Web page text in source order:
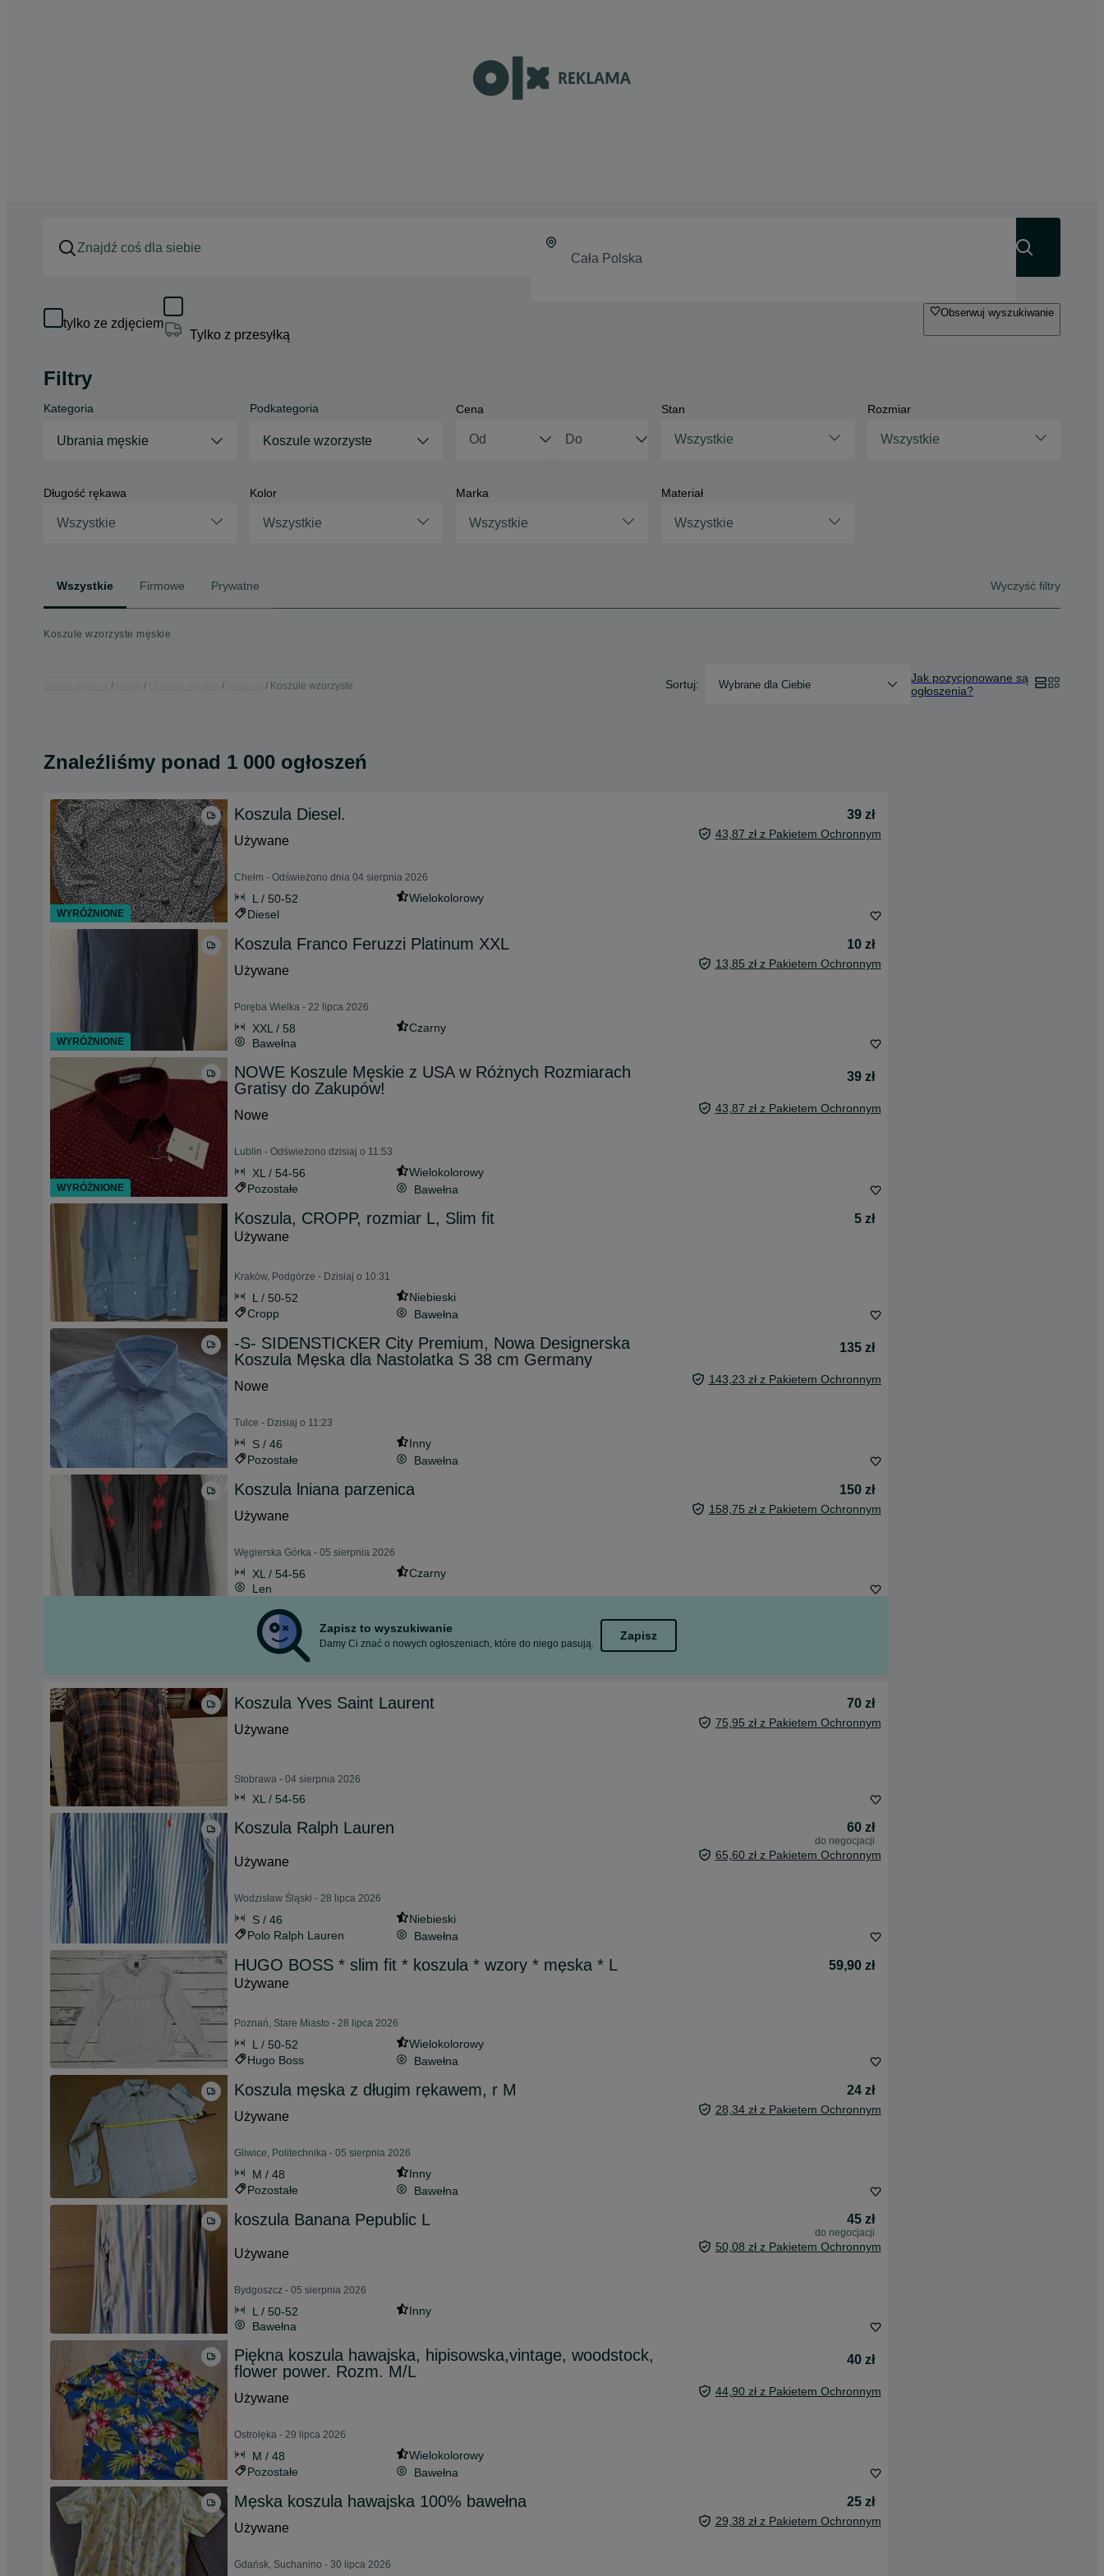
tylko ze zdjęciem
Tylko z przesyłką
Obserwuj wyszukiwanie
Filtry
Kategoria
Ubrania męskie
Podkategoria
Koszule wzorzyste
Cena Stan
Wszystkie
Rozmiar
Wszystkie
Długość rękawa
Wszystkie
Kolor
Wszystkie
Marka
Wszystkie
Materiał
Wszystkie
Wszystkie Firmowe Prywatne Wyczyść filtry
Koszule wzorzyste męskie
Koszule wzorzyste Sortuj: Wybrane dla Ciebie
Jak pozycjonowane są
ogłoszenia?
Znaleźliśmy ponad 1 000 ogłoszeń
Koszula Diesel.
39 zł
Używane
43,87 zł z Pakietem Ochronnym
Chełm - Odświeżono dnia 04 sierpnia 2026
L / 50-52
Wielokolorowy
Diesel
Koszula Franco Feruzzi Platinum XXL
10 zł
Używane
13,85 zł z Pakietem Ochronnym
Poręba Wielka - 22 lipca 2026
XXL / 58
Czarny
Bawełna
NOWE Koszule Męskie z USA w Różnych Rozmiarach
Gratisy do Zakupów!
39 zł
Nowe 43,87 zł z Pakietem Ochronnym
Lublin - Odświeżono dzisiaj o 11:53
XL / 54-56
Wielokolorowy
Pozostałe
Bawełna
Koszula, CROPP, rozmiar L, Slim fit
5 zł
Używane
Kraków, Podgórze - Dzisiaj o 10:31
L / 50-52
Niebieski
Cropp
Bawełna
-S- SIDENSTICKER City Premium, Nowa Designerska
Koszula Męska dla Nastolatka S 38 cm Germany
135 zł
Nowe 143,23 zł z Pakietem Ochronnym
Tulce - Dzisiaj o 11:23
S / 46
Inny
Pozostałe
Bawełna
Koszula lniana parzenica
150 zł
Używane
158,75 zł z Pakietem Ochronnym
Węgierska Górka - 05 sierpnia 2026
XL / 54-56
Czarny
Len
Zapisz to wyszukiwanie
Damy Ci znać o nowych ogłoszeniach, które do niego pasują.
Zapisz
Koszula Yves Saint Laurent
70 zł
Używane
75,95 zł z Pakietem Ochronnym
Stobrawa - 04 sierpnia 2026
XL / 54-56
Koszula Ralph Lauren 60 zł
do negocjacji
Używane 65,60 zł z Pakietem Ochronnym
Wodzisław Śląski - 28 lipca 2026
S / 46
Niebieski
Polo Ralph Lauren
Bawełna
HUGO BOSS * slim fit * koszula * wzory * męska * L
59,90 zł
Używane
Poznań, Stare Miasto - 28 lipca 2026
L / 50-52
Wielokolorowy
Hugo Boss
Bawełna
Koszula męska z długim rękawem, r M
24 zł
Używane
28,34 zł z Pakietem Ochronnym
Gliwice, Politechnika - 05 sierpnia 2026
M / 48
Inny
Pozostałe
Bawełna
koszula Banana Pepublic L 45 zł
do negocjacji
Używane 50,08 zł z Pakietem Ochronnym
Bydgoszcz - 05 sierpnia 2026
L / 50-52
Inny
Bawełna
Piękna koszula hawajska, hipisowska,vintage, woodstock,
flower power. Rozm. M/L
40 zł
Używane 44,90 zł z Pakietem Ochronnym
Ostrołęka - 29 lipca 2026
M / 48
Wielokolorowy
Pozostałe
Bawełna
Męska koszula hawajska 100% bawełna
25 zł
Używane
29,38 zł z Pakietem Ochronnym
Gdańsk, Suchanino - 30 lipca 2026
WYRÓŻNIONE
WYRÓŻNIONE
WYRÓŻNIONE